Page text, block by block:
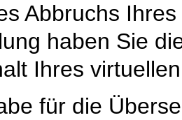
Abbruchs
haben Sie
Ihres
für die